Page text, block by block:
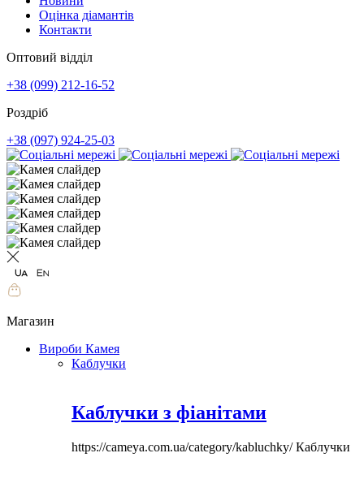
Оцінка діамантів
Контакти
Оптовий відділ
+38 (099) 212-16-52
Роздріб
+38 (097) 924-25-03
Магазин
Вироби Камея
Каблучки
Каблучки з фіанітами
https://cameya.com.ua/category/kabluchky/Каблучки